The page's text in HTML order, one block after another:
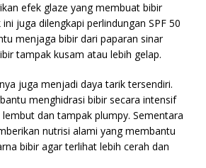
efek glaze yang membuat bibir
juga dilengkapi perlindungan SPF 50
menjaga bibir dari paparan sinar
tampak kusam atau lebih gelap.
juga menjadi daya tarik tersendiri.
menghidrasi bibir secara intensif
dan tampak plumpy. Sementara
nutrisi alami yang membantu
bibir agar terlihat lebih cerah dan